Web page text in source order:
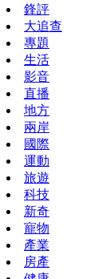
鋒評
大追查
專題
生活
影音
直播
地方
兩岸
國際
運動
旅遊
科技
新奇
寵物
產業
房產